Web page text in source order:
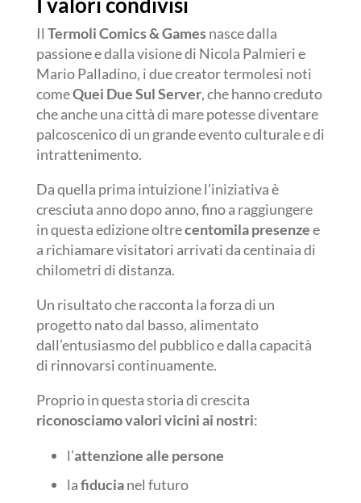
Il Termoli Comics & Gamesnasce dalla
passione e dalla visione di Nicola Palmieri e
Mario Palladino, i due creator termolesi noti
comeQuei Due Sul Server, che hanno creduto
che anche una città di mare potesse diventare
palcoscenico di un grande evento culturale e di
intrattenimento.
Da quella prima intuizione l’iniziativa è
cresciuta anno dopo anno, fino a raggiungere
in questa edizione oltrecentomila presenzee
a richiamare visitatori arrivati da centinaia di
chilometri di distanza.
Un risultato che racconta la forza di un
progetto nato dal basso, alimentato
dall’entusiasmo del pubblico e dalla capacità
di rinnovarsi continuamente.
Proprio in questa storia di crescita
riconosciamovalori vicini ai nostri:
l’attenzione alle persone
lafiducianel futuro